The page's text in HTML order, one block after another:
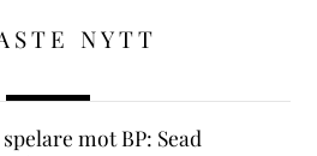
NYTT
mot BP: Sead